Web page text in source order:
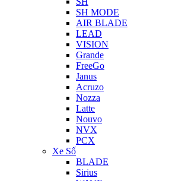
SH MODE
AIR BLADE
LEAD
VISION
Grande
FreeGo
Janus
Acruzo
Nozza
Latte
Nouvo
NVX
PCX
Xe Số
BLADE
Sirius